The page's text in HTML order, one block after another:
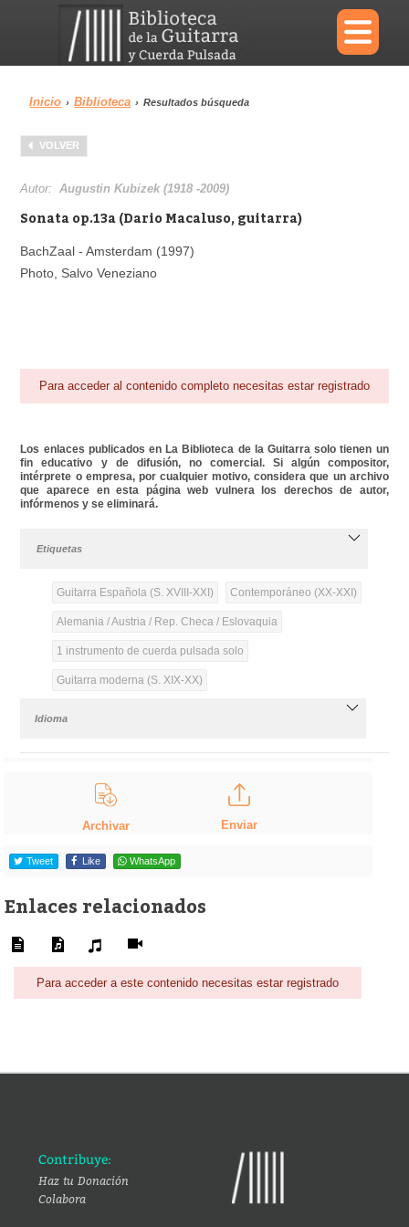
×
Menu
Biblioteca
Área personal
Inicio › Biblioteca › Resultados búsqueda
VOLVER
Autor:Augustin Kubizek (1918 -2009)
Sonata op.13a (Dario Macaluso, guitarra)
BachZaal - Amsterdam (1997)
Photo, Salvo Veneziano
Para acceder al contenido completo necesitas estar registrado
Los enlaces publicados en La Biblioteca de la Guitarra solo tienen un
fin educativo y de difusión, no comercial. Si algún compositor,
intérprete o empresa, por cualquier motivo, considera que un archivo
que aparece en esta página web vulnera los derechos de autor,
infórmenos y se eliminará.
Etiquetas
Guitarra Española (S. XVIII-XXI) Contemporáneo (XX-XXI)
Alemania / Austria / Rep. Checa / Eslovaquia
1 instrumento de cuerda pulsada solo
Guitarra moderna (S. XIX-XX)
Idioma
Archivar Enviar
Tweet Like WhatsApp
Enlaces relacionados
Para acceder a este contenido necesitas estar registrado
Contribuye:
Haz tu Donación
Colabora